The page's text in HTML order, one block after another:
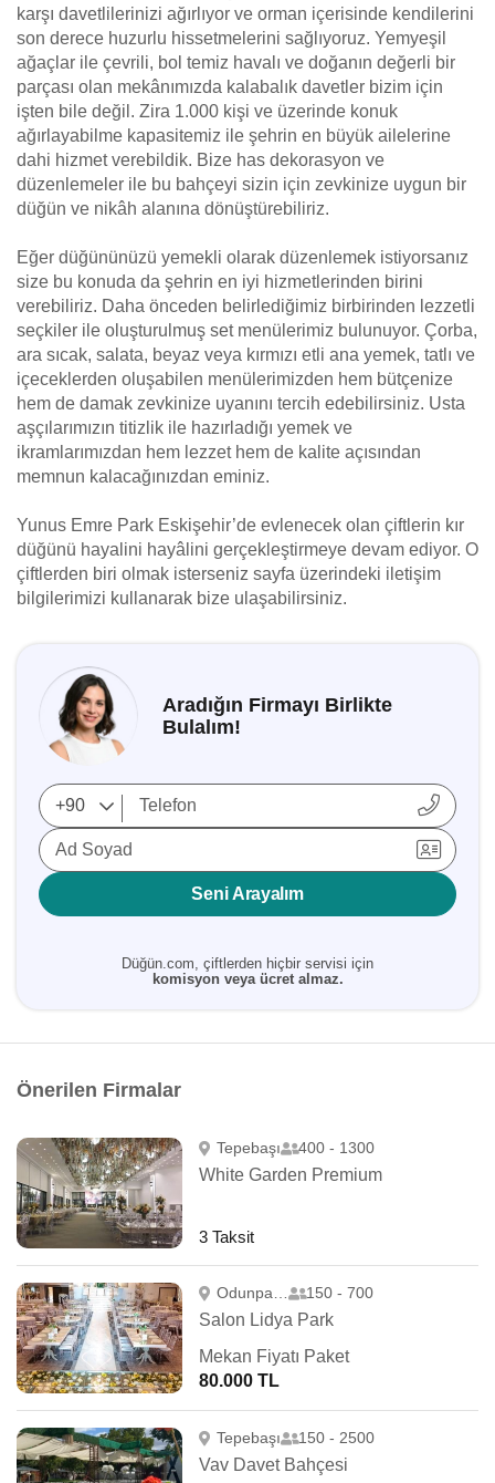
karşı davetlilerinizi ağırlıyor ve orman içerisinde kendilerini
son derece huzurlu hissetmelerini sağlıyoruz. Yemyeşil
ağaçlar ile çevrili, bol temiz havalı ve doğanın değerli bir
parçası olan mekânımızda kalabalık davetler bizim için
işten bile değil. Zira 1.000 kişi ve üzerinde konuk
ağırlayabilme kapasitemiz ile şehrin en büyük ailelerine
dahi hizmet verebildik. Bize has dekorasyon ve
düzenlemeler ile bu bahçeyi sizin için zevkinize uygun bir
düğün ve nikâh alanına dönüştürebiliriz.
Eğer düğününüzü yemekli olarak düzenlemek istiyorsanız
size bu konuda da şehrin en iyi hizmetlerinden birini
verebiliriz. Daha önceden belirlediğimiz birbirinden lezzetli
seçkiler ile oluşturulmuş set menülerimiz bulunuyor. Çorba,
ara sıcak, salata, beyaz veya kırmızı etli ana yemek, tatlı ve
içeceklerden oluşabilen menülerimizden hem bütçenize
hem de damak zevkinize uyanını tercih edebilirsiniz. Usta
aşçılarımızın titizlik ile hazırladığı yemek ve
ikramlarımızdan hem lezzet hem de kalite açısından
memnun kalacağınızdan eminiz.
Yunus Emre Park Eskişehir’de evlenecek olan çiftlerin kır
düğünü hayalini hayâlini gerçekleştirmeye devam ediyor. O
çiftlerden biri olmak isterseniz sayfa üzerindeki iletişim
bilgilerimizi kullanarak bize ulaşabilirsiniz.
Aradığın Firmayı Birlikte
Bulalım!
Ad Soyad
Seni Arayalım
Düğün.com, çiftlerden hiçbir servisi için
komisyon veya ücret almaz.
Önerilen Firmalar
Tepebaşı 400 - 1300
White Garden Premium
3 Taksit
150 - 700
Salon Lidya Park
Mekan Fiyatı Paket
80.000 TL
Tepebaşı 150 - 2500
Vav Davet Bahçesi